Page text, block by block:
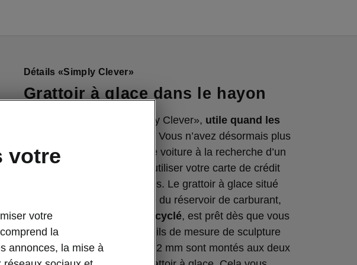
Détails «Simply Clever»
Grattoir à glace dans le hayon
Un détail pratique et «Simply Clever», utile quand les
. Vous n’avez désormais plus
besoin de fouiller toute votre voiture à la recherche d’un
grattoir à glace, ni même d’utiliser votre carte de crédit
pour retirer le givre des vitres. Le grattoir à glace situé
sur le clapet de remplissage du réservoir de carburant,
désormais en plastique recyclé, est prêt dès que vous
en avez besoin. Des appareils de mesure de sculpture
des pneus d’une échelle de 2 mm sont montés aux deux
votre
votre
la
annonces, la mise à